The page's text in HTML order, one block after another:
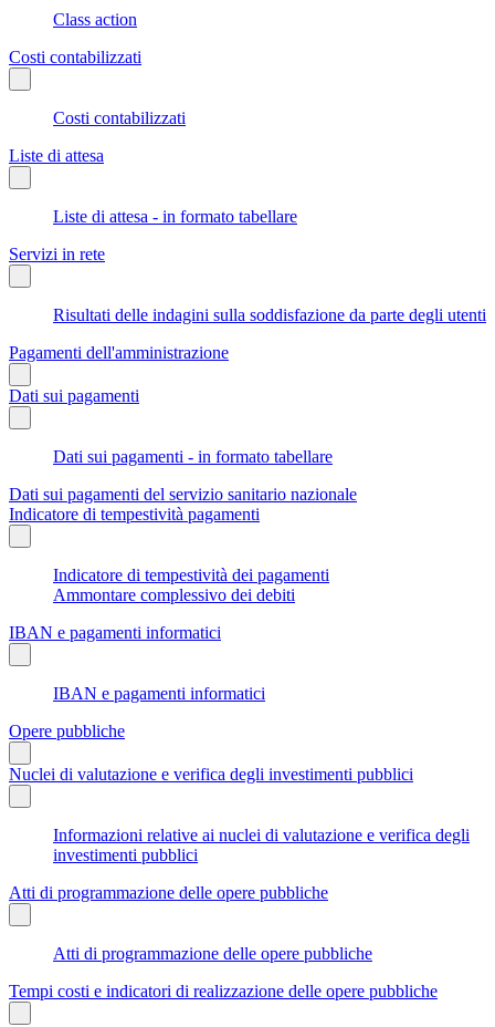
Class action
Costi contabilizzati
Costi contabilizzati
Liste di attesa
Liste di attesa - in formato tabellare
Servizi in rete
Risultati delle indagini sulla soddisfazione da parte degli utenti
Pagamenti dell'amministrazione
Dati sui pagamenti
Dati sui pagamenti - in formato tabellare
Dati sui pagamenti del servizio sanitario nazionale
Indicatore di tempestività pagamenti
Indicatore di tempestività dei pagamenti
Ammontare complessivo dei debiti
IBAN e pagamenti informatici
IBAN e pagamenti informatici
Opere pubbliche
Nuclei di valutazione e verifica degli investimenti pubblici
Informazioni relative ai nuclei di valutazione e verifica degli
investimenti pubblici
Atti di programmazione delle opere pubbliche
Atti di programmazione delle opere pubbliche
Tempi costi e indicatori di realizzazione delle opere pubbliche